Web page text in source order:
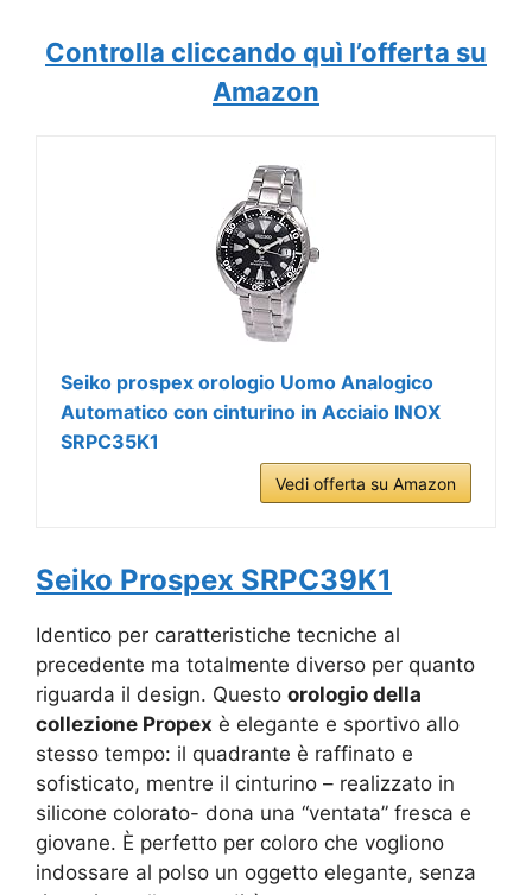
Controlla cliccando quì l’offerta su
Amazon
Seiko prospex orologio Uomo Analogico
Automatico con cinturino in Acciaio INOX
SRPC35K1
Vedi offerta su Amazon
Seiko Prospex SRPC39K1
Identico per caratteristiche tecniche al
precedente ma totalmente diverso per quanto
riguarda il design. Questo orologio della
collezione Propex è elegante e sportivo allo
stesso tempo: il quadrante è raffinato e
sofisticato, mentre il cinturino – realizzato in
silicone colorato- dona una “ventata” fresca e
giovane. È perfetto per coloro che vogliono
indossare al polso un oggetto elegante, senza